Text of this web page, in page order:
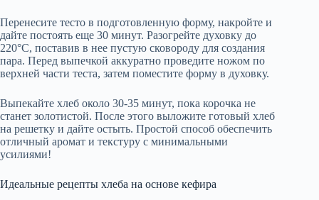
Перенесите тесто в подготовленную форму, накройте и
дайте постоять еще 30 минут. Разогрейте духовку до
220°C, поставив в нее пустую сковороду для создания
пара. Перед выпечкой аккуратно проведите ножом по
верхней части теста, затем поместите форму в духовку.
Выпекайте хлеб около 30-35 минут, пока корочка не
станет золотистой. После этого выложите готовый хлеб
на решетку и дайте остыть. Простой способ обеспечить
отличный аромат и текстуру с минимальными
усилиями!
Идеальные рецепты хлеба на основе кефира